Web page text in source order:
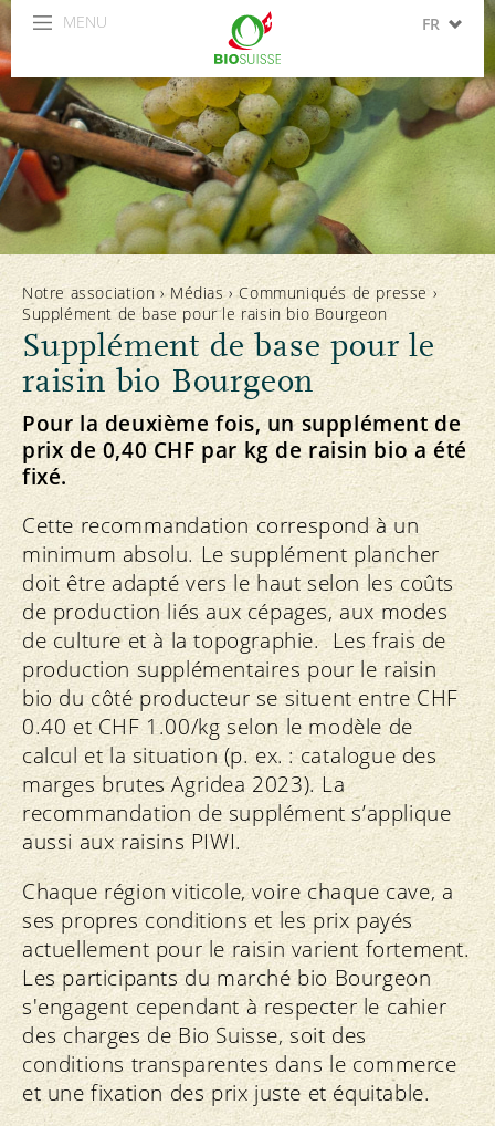
MENU FR
IT
Notre association › Médias›Communiqués de presse ›
Supplément de base pour le raisin bio Bourgeon
Supplément de base pour le
raisin bio Bourgeon
Pour la deuxième fois, un supplément de
prix de 0,40 CHF par kg de raisin bio a été
fixé.
Cette recommandation correspond à un
minimum absolu. Le supplément plancher
doit être adapté vers le haut selon les coûts
de production liés aux cépages, aux modes
de culture et à la topographie. Les frais de
production supplémentaires pour le raisin
bio du côté producteur se situent entre CHF
0.40 et CHF 1.00/kg selon le modèle de
calcul et la situation (p. ex. : catalogue des
marges brutes Agridea 2023). La
recommandation de supplément s’applique
aussi aux raisins PIWI.
Chaque région viticole, voire chaque cave, a
ses propres conditions et les prix payés
actuellement pour le raisin varient fortement.
Les participants du marché bio Bourgeon
s'engagent cependant à respecter le cahier
des charges de Bio Suisse, soit des
conditions transparentes dans le commerce
et une fixation des prix juste et équitable.